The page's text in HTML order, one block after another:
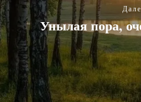
Унылая пора,